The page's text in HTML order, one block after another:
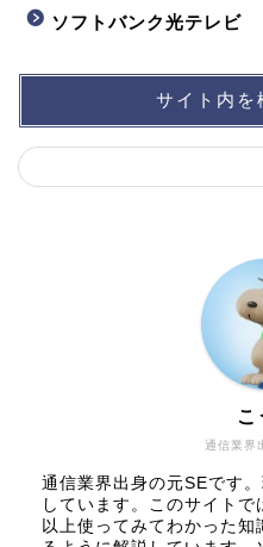
ソフトバンク光テレビ
サイト内を
通信業界
こ
通信業界出身の元SEです
しています。このサイト
以上使ってみてわかった